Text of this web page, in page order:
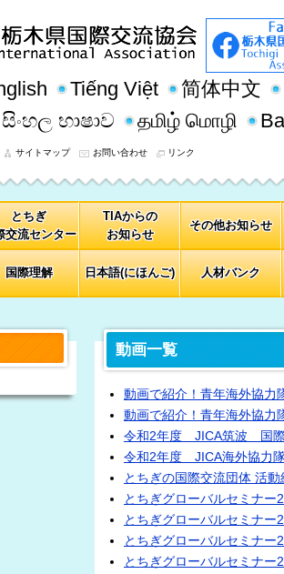
Tiếng Việt
简体中文
සිංහල භාෂාව தமிழ் மொழி
サイトマップ お問い合わせ リンク
とちぎ
交流センター
TIAからの
お知らせ
その他お知らせ
国際理解 日本語(にほんご) 人材バンク
動画一覧
動画で紹介！青年海外協力
動画で紹介！青年海外協力
令和2年度 JICA筑波 国際
令和2年度 JICA海外協力
とちぎの国際交流団体 活
とちぎグローバルセミナ
とちぎグローバルセミナ
とちぎグローバルセミナ
とちぎグローバルセミナ